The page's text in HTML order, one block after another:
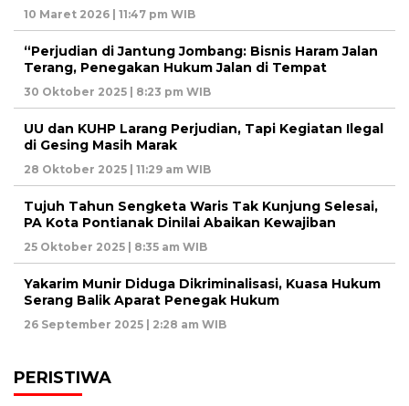
10 Maret 2026 | 11:47 pm WIB
“Perjudian di Jantung Jombang: Bisnis Haram Jalan
Terang, Penegakan Hukum Jalan di Tempat
30 Oktober 2025 | 8:23 pm WIB
UU dan KUHP Larang Perjudian, Tapi Kegiatan Ilegal
di Gesing Masih Marak
28 Oktober 2025 | 11:29 am WIB
Tujuh Tahun Sengketa Waris Tak Kunjung Selesai,
PA Kota Pontianak Dinilai Abaikan Kewajiban
25 Oktober 2025 | 8:35 am WIB
Yakarim Munir Diduga Dikriminalisasi, Kuasa Hukum
Serang Balik Aparat Penegak Hukum
26 September 2025 | 2:28 am WIB
PERISTIWA